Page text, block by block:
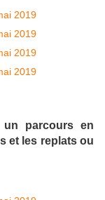
parcours en
et les replats ou